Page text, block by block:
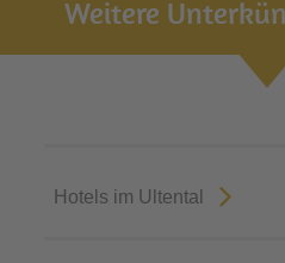
Weitere
Hotels im Ultental